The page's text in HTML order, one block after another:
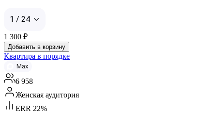
1 / 24
1 300 ₽
Добавить в корзину
Квартира в порядке
Max
6 958
Женская аудитория
ERR 22%